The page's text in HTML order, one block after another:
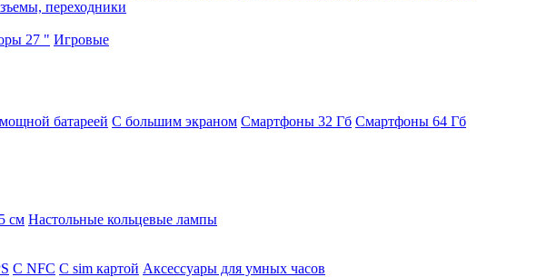
переходники
27 " Игровые
батареей С большим экраном Смартфоны 32 Гб Смартфоны 64 Гб
см Настольные кольцевые лампы
C NFC C sim картой Аксессуары для умных часов